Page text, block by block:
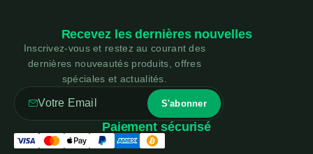
Recevez les dernières nouvelles
Inscrivez-vous et restez au courant des
dernières nouveautés produits, offres
spéciales et actualités.
Paiement sécurisé